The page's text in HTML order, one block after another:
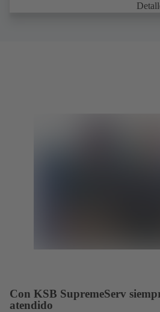
Con KSB SupremeServ
atendido